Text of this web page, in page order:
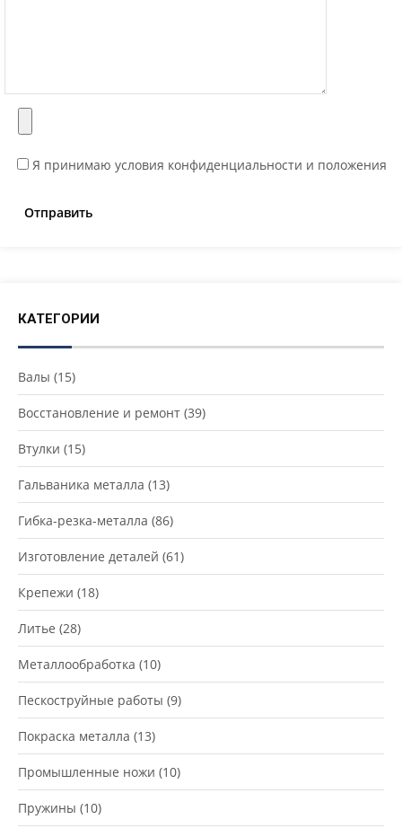
Я принимаю условия конфиденциальности и положения
КАТЕГОРИИ
Валы (15)
Восстановление и ремонт (39)
Втулки (15)
Гальваника металла (13)
Гибка-резка-металла (86)
Изготовление деталей (61)
Крепежи (18)
Литье (28)
Металлообработка (10)
Пескоструйные работы (9)
Покраска металла (13)
Промышленные ножи (10)
Пружины (10)